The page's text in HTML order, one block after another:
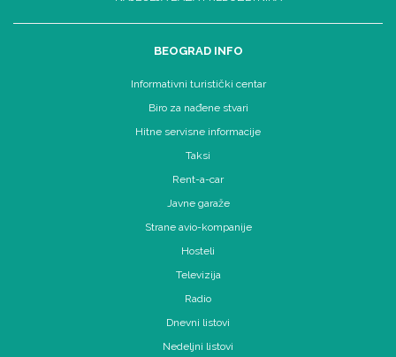
BEOGRAD INFO
Informativni turistički centar
Biro za nađene stvari
Hitne servisne informacije
Taksi
Rent-a-car
Javne garaže
Strane avio-kompanije
Hosteli
Televizija
Radio
Dnevni listovi
Nedeljni listovi